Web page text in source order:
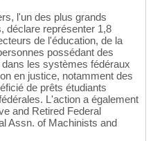
l'un des plus grands
déclare représenter 1,8
de l'éducation, de la
possédant des
les systèmes fédéraux
en justice, notamment des
de prêts étudiants
L'action a également
and Retired Federal
Assn. of Machinists and